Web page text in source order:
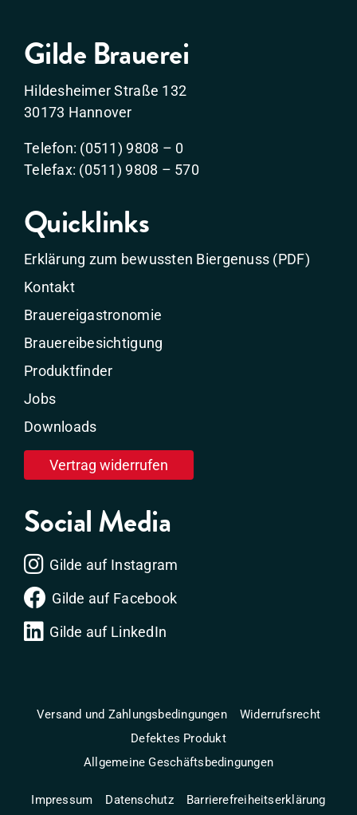
Gilde Brauerei
Hildesheimer Straße 132
30173 Hannover
Telefon: (0511) 9808 – 0
Telefax: (0511) 9808 – 570
Quicklinks
Erklärung zum bewussten Biergenuss (PDF)
Kontakt
Brauereigastronomie
Brauereibesichtigung
Produktfinder
Jobs
Downloads
Vertrag widerrufen
Social Media
Gilde auf Instagram
Gilde auf Facebook
Gilde auf LinkedIn
Versand und Zahlungsbedingungen
Widerrufsrecht
Defektes Produkt
Allgemeine Geschäftsbedingungen
Impressum Datenschutz Barrierefreiheitserklärung